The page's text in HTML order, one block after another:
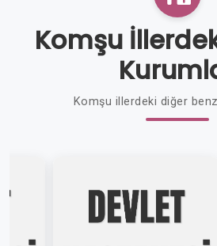
Komşu
Komşu illerdeki diğer